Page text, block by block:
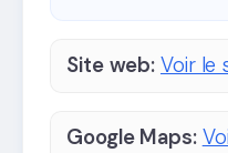
Site web: Voir le
Google Maps: